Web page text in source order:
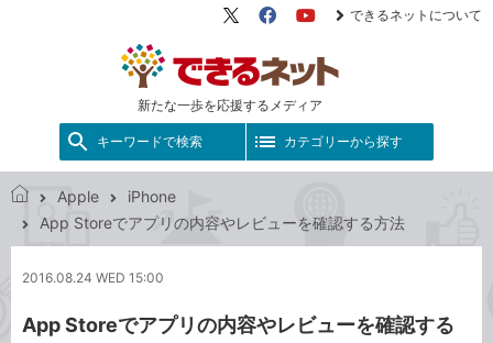
新たな一歩を応援するメディア
X（旧
FacebookYouTube
できるネットについて
キーワードで検索 カテゴリーから探す
で
ネ
ト
Apple
iPhone
App Storeでアプリの内容やレビューを確認する方法
2016.08.24 WED 15:00
App Storeでアプリの内容やレビューを確認する